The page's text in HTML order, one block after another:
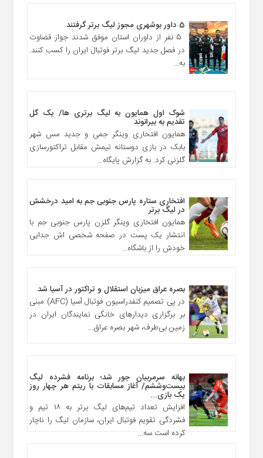
5 داور بوشهری مجوز لیگ برتر گرفتند
5 نفر از داوران استان موفق شدند جواز قضاوت
در فصل جدید لیگ برتر فوتبال ایران را کسب کنند.
به...
شوک اول همایون به لیگ برتری ها/ یک گل
تقدیم به بیرانوند
همایون افتخاری وینگر جمی و جدید مس شهر
بابک در بازی دوستانه تیمش مقابل تراکتورسازی
گلزنی کرد. به گزارش پایگاه...
افتخاری ستاره پارس جنوبی جم به امید درخشش
در لیگ برتر
همایون افتخاری وینگر گلزن پارس جنوبی جم با
انتشار یک پست در صفحه شخصی اش جدایی
خودش را از باشگاه...
بصره عراق میزبان استقلال و تراکتور در آسیا شد
در پی تصمیم کنفدراسیون فوتبال آسیا (AFC) مبنی
بر برگزاری دیدارهای خانگی نمایندگان ایران در
زمین بی‌طرف، شهر بصره عراق...
بهانه سرمربیان جور شد؛ برنامه فشرده لیگ
بیست‌وششم/ آغاز مسابقات با ریتم هر چهار روز
یک بازی...
افزایش تعداد تیم‌های لیگ برتر به ۱۸ تیم و
فشردگی تقویم فوتبال ایران، سازمان لیگ را ناچار
کرده است سه...